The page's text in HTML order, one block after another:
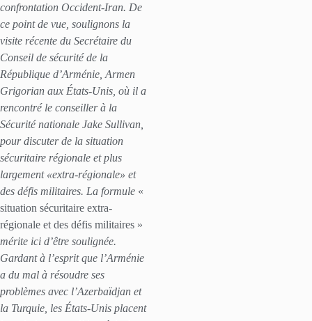
confrontation Occident-Iran. De
ce point de vue, soulignons la
visite récente du Secrétaire du
Conseil de sécurité de la
République d’Arménie, Armen
Grigorian aux États-Unis, où il a
rencontré le conseiller à la
Sécurité nationale Jake Sullivan,
pour discuter de la situation
sécuritaire régionale et plus
largement «extra-régionale» et
des défis militaires. La formule «
situation sécuritaire extra-
régionale et des défis militaires »
mérite ici d’être soulignée.
Gardant à l’esprit que l’Arménie
a du mal à résoudre ses
problèmes avec l’Azerbaïdjan et
la Turquie, les États-Unis placent